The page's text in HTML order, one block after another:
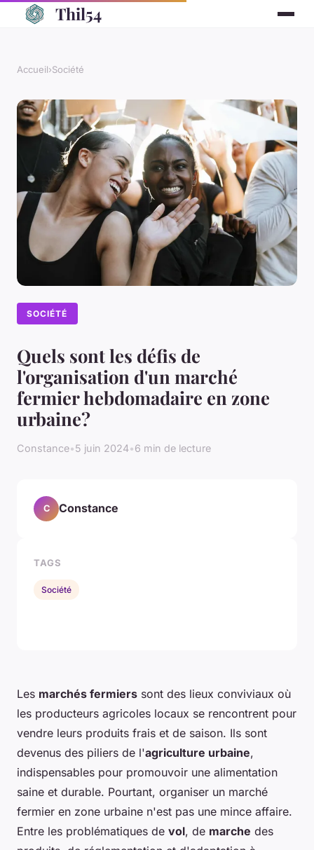
Thil54
Accueil›Société
SOCIÉTÉ
Quels sont les défis de
l'organisation d'un marché
fermier hebdomadaire en zone
urbaine?
Constance•5 juin 2024•6 min de lecture
Les marchés fermiers sont des lieux conviviaux où
les producteurs agricoles locaux se rencontrent pour
vendre leurs produits frais et de saison. Ils sont
devenus des piliers de l'agriculture urbaine,
indispensables pour promouvoir une alimentation
saine et durable. Pourtant, organiser un marché
fermier en zone urbaine n'est pas une mince affaire.
Entre les problématiques de vol, de marche des
C Constance
TAGS
Société